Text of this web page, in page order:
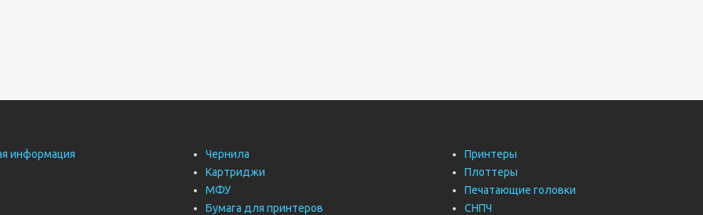
информация
Чернила
Картриджи
МФУ
Бумага для принтеров
Принтеры
Плоттеры
Печатающие головки
СНПЧ